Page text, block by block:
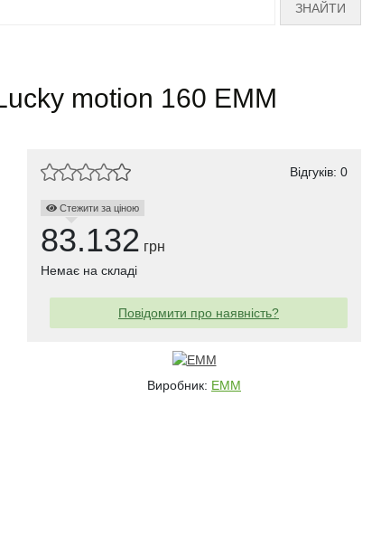
ЗНАЙТИ
motion 160 EMM
Відгуків: 0
Стежити за ціною
83.132 грн
Немає на складі
Повідомити про наявність?
Виробник: EMM